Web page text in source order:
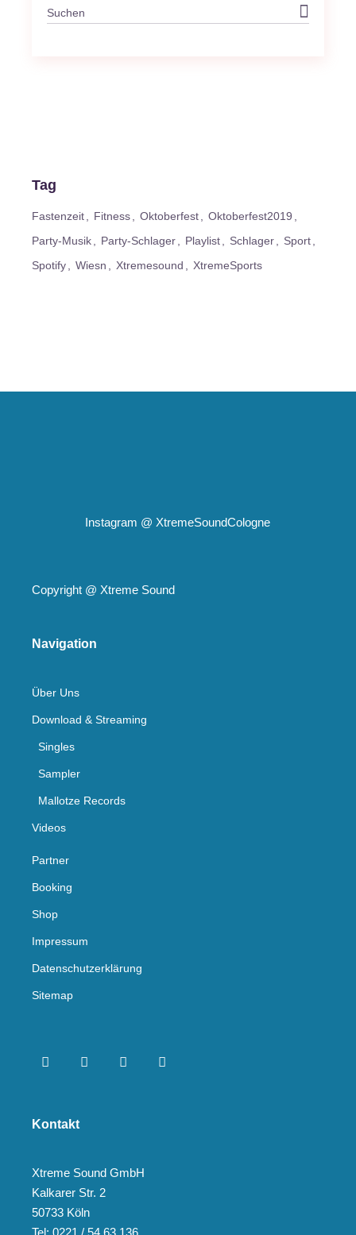
Search
for:
Tag
Fastenzeit Fitness Oktoberfest
Oktoberfest2019
Party-Musik
Party-Schlager Playlist Schlager
Sport
Spotify
Wiesn Xtremesound XtremeSports
Instagram @ XtremeSoundCologne
Copyright @ Xtreme Sound
Navigation
Über Uns
Download & Streaming
Singles
Sampler
Mallotze Records
Videos
Partner
Booking
Shop
Impressum
Datenschutzerklärung
Sitemap
Kontakt
Xtreme Sound GmbH
Kalkarer Str. 2
50733 Köln
Tel: 0221 / 54 63 136